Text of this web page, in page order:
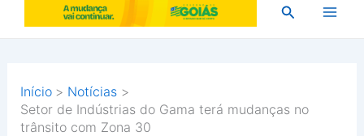
Pesquisar
Início
Notícias
Setor de Indústrias do Gama terá mudanças no
trânsito com Zona 30